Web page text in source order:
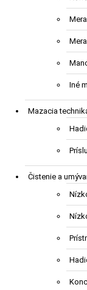
Iné
Mazacia
Čistenie a